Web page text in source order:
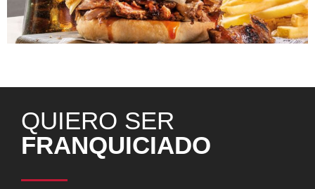
QUIERO SER
FRANQUICIADO